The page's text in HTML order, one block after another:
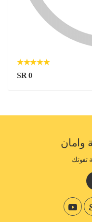
SR 0
وامان
تفوتك